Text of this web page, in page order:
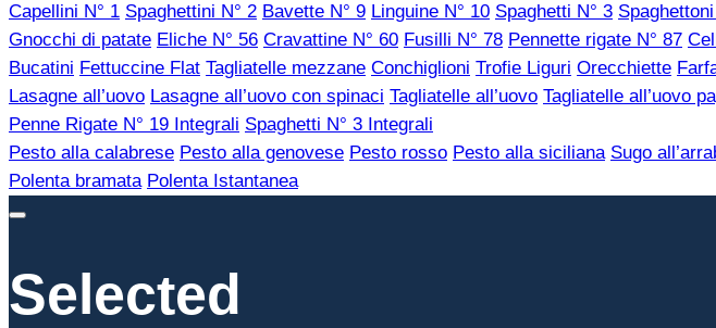
Capellini N° 1 Spaghettini N° 2 Bavette N° 9 Linguine N° 10 Spaghetti N° 3
Gnocchi di patate Eliche N° 56 Cravattine N° 60 Fusilli N° 78 Pennette rigate N° 87
Bucatini Fettuccine Flat Tagliatelle mezzane Conchiglioni Trofie Liguri Orecchiette
Lasagne all’uovo Lasagne all’uovo con spinaci Tagliatelle all’uovo Tagliatelle all’uovo
Penne Rigate N° 19 Integrali Spaghetti N° 3 Integrali
Pesto alla calabrese Pesto alla genovese Pesto rosso Pesto alla siciliana Sugo
Polenta bramata Polenta Istantanea
Selected